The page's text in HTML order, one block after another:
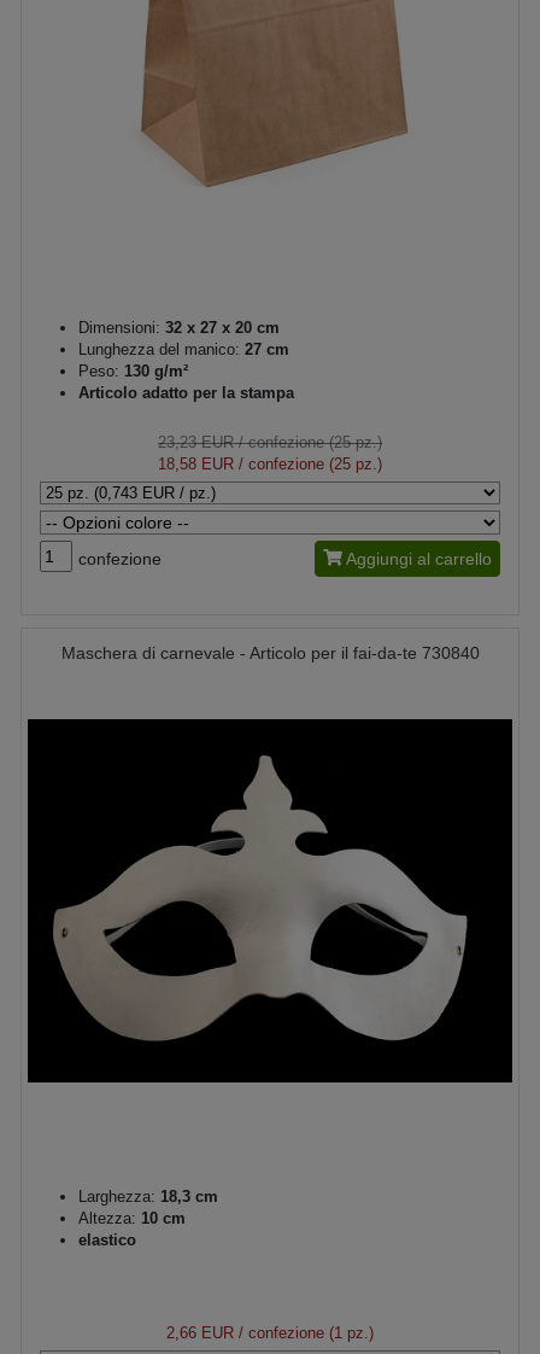
Dimensioni: 32 x 27 x 20 cm
Lunghezza del manico: 27 cm
Peso: 130 g/m²
Articolo adatto per la stampa
23,23 EUR/ confezione (25 pz.)
18,58 EUR / confezione (25 pz.)
confezione Aggiungi al carrello
Maschera di carnevale - Articolo per il fai-da-te 730840
Larghezza: 18,3 cm
Altezza: 10 cm
elastico
2,66 EUR / confezione (1 pz.)